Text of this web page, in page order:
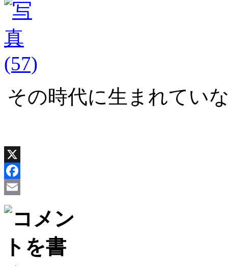
その時代に生まれてい
X
Facebook
Email